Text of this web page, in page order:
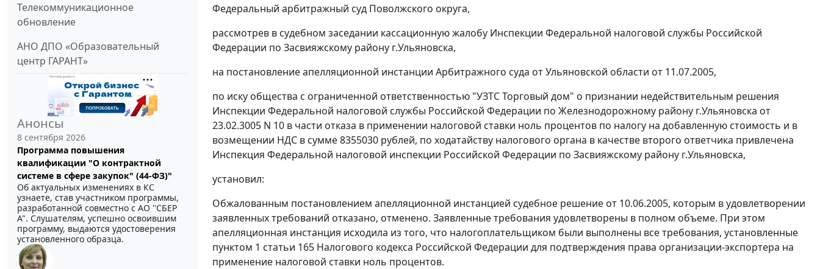
Телекоммуникационное
обновление
АНО ДПО «Образовательный
центр ГАРАНТ»
Анонсы
8 сентября 2026
Программа повышения
квалификации "О контрактной
системе в сфере закупок" (44-ФЗ)"
Об актуальных изменениях в КС
узнаете, став участником программы,
разработанной совместно с АО ''СБЕР
А". Слушателям, успешно освоившим
программу, выдаются удостоверения
установленного образца.
Федеральный арбитражный суд Поволжского округа,
рассмотрев в судебном заседании кассационную жалобу Инспекции Федеральной налоговой службы Российской
Федерации по Засвияжскому району г.Ульяновска,
на постановление апелляционной инстанции Арбитражного суда от Ульяновской области от 11.07.2005,
по иску общества с ограниченной ответственностью "УЗТС Торговый дом" о признании недействительным решения
Инспекции Федеральной налоговой службы Российской Федерации по Железнодорожному району г.Ульяновска от
23.02.3005 N 10 в части отказа в применении налоговой ставки ноль процентов по налогу на добавленную стоимость и в
возмещении НДС в сумме 8355030 рублей, по ходатайству налогового органа в качестве второго ответчика привлечена
Инспекция Федеральной налоговой инспекции Российской Федерации по Засвияжскому району г.Ульяновска,
установил:
Обжалованным постановлением апелляционной инстанцией судебное решение от 10.06.2005, которым в удовлетворении
заявленных требований отказано, отменено. Заявленные требования удовлетворены в полном объеме. При этом
апелляционная инстанция исходила из того, что налогоплательщиком были выполнены все требования, установленные
пунктом 1 статьи 165 Налогового кодекса Российской Федерации для подтверждения права организации-экспортера на
применение налоговой ставки ноль процентов.